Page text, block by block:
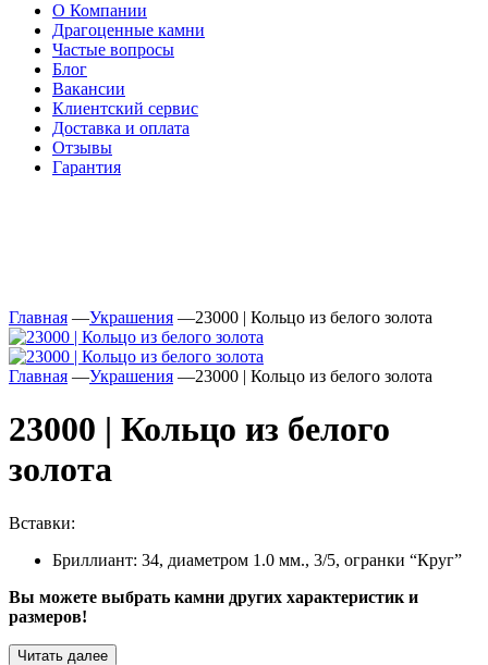
О Компании
Драгоценные камни
Частые вопросы
Блог
Вакансии
Клиентский сервис
Доставка и оплата
Отзывы
Гарантия
Главная —Украшения —23000 | Кольцо из белого золота
Главная —Украшения —23000 | Кольцо из белого золота
23000 | Кольцо из белого
золота
Вставки:
Бриллиант: 34, диаметром 1.0 мм., 3/5, огранки “Круг”
Вы можете выбрать камни других характеристик и
размеров!
Читать далее